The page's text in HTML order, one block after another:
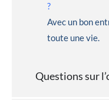
?
Avec un bon
toute une vie.
Questions sur